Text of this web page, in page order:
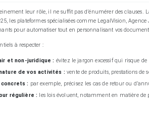
leur rôle, il ne suffit pas d’énumérer des clauses.
les plateformes spécialisées comme LegalVision,
pour automatiser tout en personnalisant vos
à respecter :
et non-juridique : évitez le jargon excessif qui risque de
de vos activités : vente de produits, prestations de
: par exemple, précisez les cas de retour ou
régulière : les lois évoluent, notamment en matière